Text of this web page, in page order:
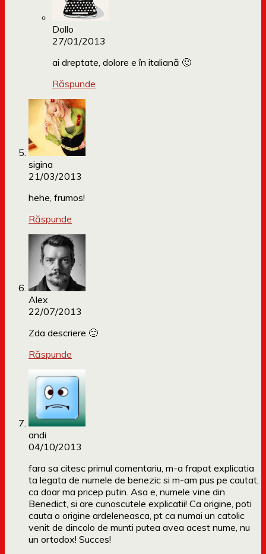
Dollo
27/01/2013
ai dreptate, dolore e în italiană 🙂
Răspunde
sigina
21/03/2013
hehe, frumos!
Răspunde
Alex
22/07/2013
Zda descriere 🙂
Răspunde
andi
04/10/2013
fara sa citesc primul comentariu, m-a frapat explicatia
ta legata de numele de benezic si m-am pus pe cautat,
ca doar ma pricep putin. Asa e, numele vine din
Benedict, si are cunoscutele explicatii! Ca origine, poti
cauta o origine ardeleneasca, pt ca numai un catolic
venit de dincolo de munti putea avea acest nume, nu
un ortodox! Succes!